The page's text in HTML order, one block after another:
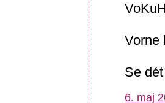
Vorne
Se
6. maj